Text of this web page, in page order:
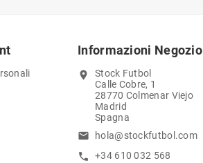
Informazioni Negozio
location_on
Stock Futbol
Calle Cobre, 1
28770 Colmenar Viejo
Madrid
Spagna
email hola@stockfutbol.com
call +34 610 032 568